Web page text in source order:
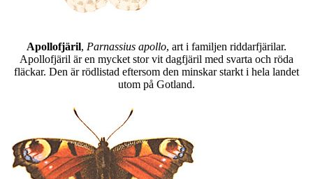
Apollofjäril, Parnassius apollo, art i familjen riddarfjärilar.
Apollofjäril är en mycket stor vit dagfjäril med svarta och röda
fläckar. Den är rödlistad eftersom den minskar starkt i hela landet
utom på Gotland.